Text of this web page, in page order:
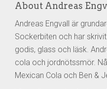
About Andreas
Andreas Engvall är
Sockerbiten och har
godis, glass och läsk.
cola och jordnötssmör.
Mexican Cola och Ben &